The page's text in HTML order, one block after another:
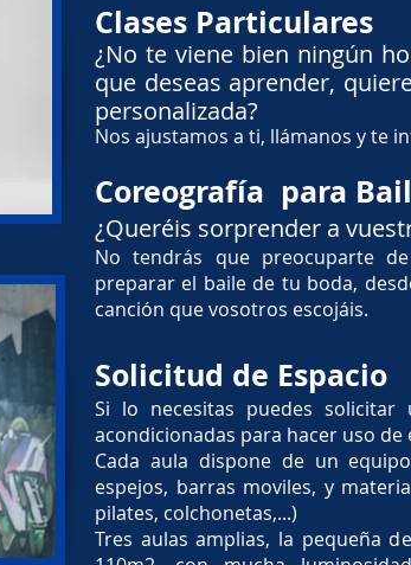
Clases Particulares
¿No te viene bien ningún
que deseas aprender,
personalizada?
Nos ajustamos a ti, llámanos y te
Coreografía para
¿Queréis sorprender a
No tendrás que preocuparte
preparar el baile de tu boda,
canción que vosotros escojáis.
Solicitud de Espacio
​Si lo necesitas puedes solicitar
acondicionadas para hacer uso de
Cada aula dispone de un
espejos, barras moviles, y
pilates, colchonetas,...)
Tres aulas amplias, la pequeña